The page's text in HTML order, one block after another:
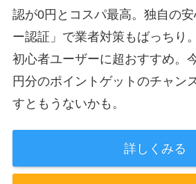
認が0円とコスパ最高。独自の
ー認証」で業者対策もばっちり
初心者ユーザーに超おすすめ。
円分のポイントゲットのチャン
すともうないかも。
詳しくみる